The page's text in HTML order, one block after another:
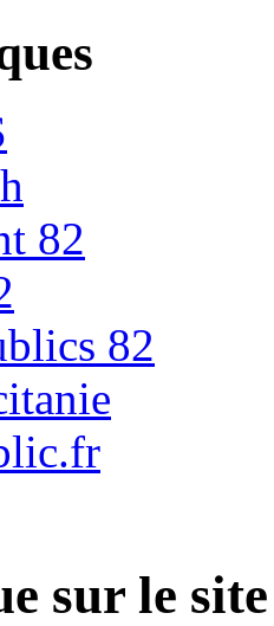
82
82
sur le